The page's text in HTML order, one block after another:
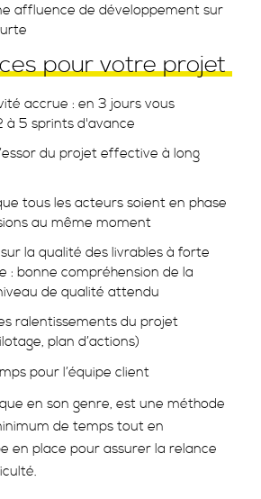
affluence de développement sur
pour votre projet
accrue : en 3 jours vous
à 5 sprints d'avance
du projet effective à long
tous les acteurs soient en phase
au même moment
la qualité des livrables à forte
: bonne compréhension de la
de qualité attendu
ralentissements du projet
plan d’actions)
pour l’équipe client
en son genre, est une méthode
de temps tout en
en place pour assurer la relance